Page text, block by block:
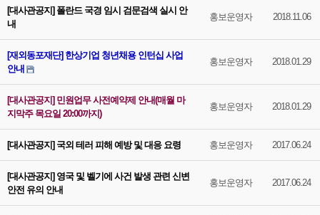
[대사관공지] 폴란드 국경 임시 검문검색 실시 안
내
홍보운영자 2018.11.06
[재외동포재단] 한상기업 청년채용 인턴십 사업
안내
홍보운영자 2018.01.29
[대사관공지] 민원업무 사전예약제 안내(매월 마
지막주 목요일 20:00까지)
홍보운영자 2018.01.29
[대사관공지] 국외 테러 피해 예방 및 대응 요령 홍보운영자 2017.06.24
[대사관공지] 영국 및 벨기에 사건 발생 관련 신변
안전 유의 안내
홍보운영자 2017.06.24